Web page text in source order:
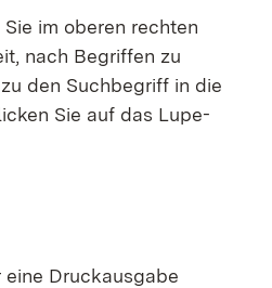
im oberen rechten
nach Begriffen zu
den Suchbegriff in die
Sie auf das Lupe-
Druckausgabe